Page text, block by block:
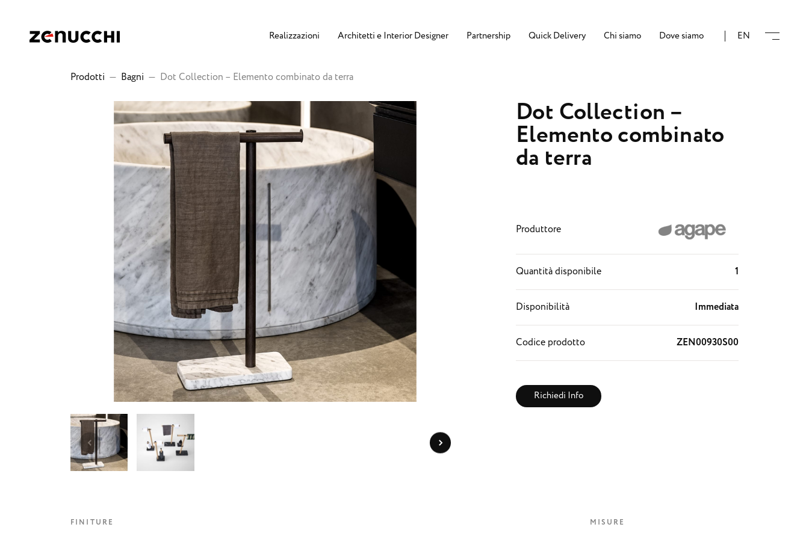
Realizzazioni Architetti e Interior Designer Partnership Quick Delivery Chi siamo Dove siamo EN
Prodotti — Bagni — Dot Collection – Elemento combinato da terra
Dot Collection –
Elemento combinato
da terra
Produttore
Quantità disponibile 1
Disponibilità Immediata
Codice prodotto ZEN00930S00
Richiedi Info
FINITURE MISURE